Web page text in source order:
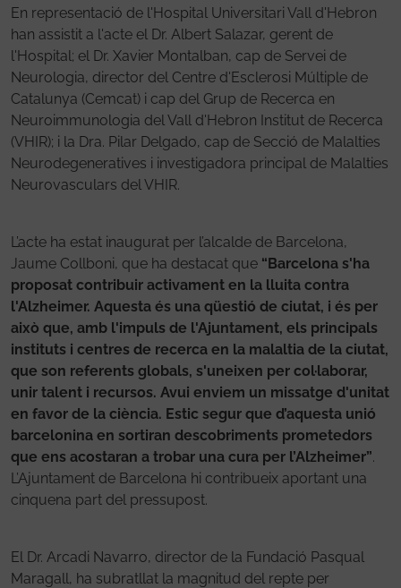
En representació de l'Hospital Universitari Vall d'Hebron
han assistit a l'acte el Dr. Albert Salazar, gerent de
l'Hospital; el Dr. Xavier Montalban, cap de Servei de
Neurologia, director del Centre d'Esclerosi Múltiple de
Catalunya (Cemcat) i cap del Grup de Recerca en
Neuroimmunologia del Vall d'Hebron Institut de Recerca
(VHIR); i la Dra. Pilar Delgado, cap de Secció de Malalties
Neurodegeneratives i investigadora principal de Malalties
Neurovasculars del VHIR.
L’acte ha estat inaugurat per l’alcalde de Barcelona,
Jaume Collboni, que ha destacat que “Barcelona s'ha
proposat contribuir activament en la lluita contra
l'Alzheimer. Aquesta és una qüestió de ciutat, i és per
això que, amb l'impuls de l'Ajuntament, els principals
instituts i centres de recerca en la malaltia de la ciutat,
que son referents globals, s'uneixen per col·laborar,
unir talent i recursos. Avui enviem un missatge d'unitat
en favor de la ciència. Estic segur que d’aquesta unió
barcelonina en sortiran descobriments prometedors
que ens acostaran a trobar una cura per l’Alzheimer”.
L’Ajuntament de Barcelona hi contribueix aportant una
cinquena part del pressupost.
El Dr. Arcadi Navarro, director de la Fundació Pasqual
Maragall, ha subratllat la magnitud del repte per